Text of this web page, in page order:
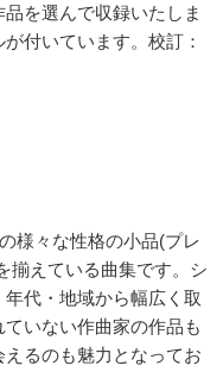
を選んで収録いたしま
付いています。校訂：
様々な性格の小品(プレ
揃えている曲集です。シ
代・地域から幅広く取
いない作曲家の作品も
るのも魅力となってお